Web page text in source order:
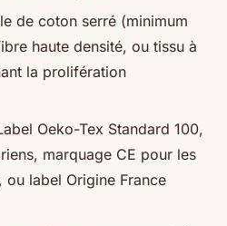
de coton serré (minimum
haute densité, ou tissu à
la prolifération
Oeko-Tex Standard 100,
marquage CE pour les
label Origine France